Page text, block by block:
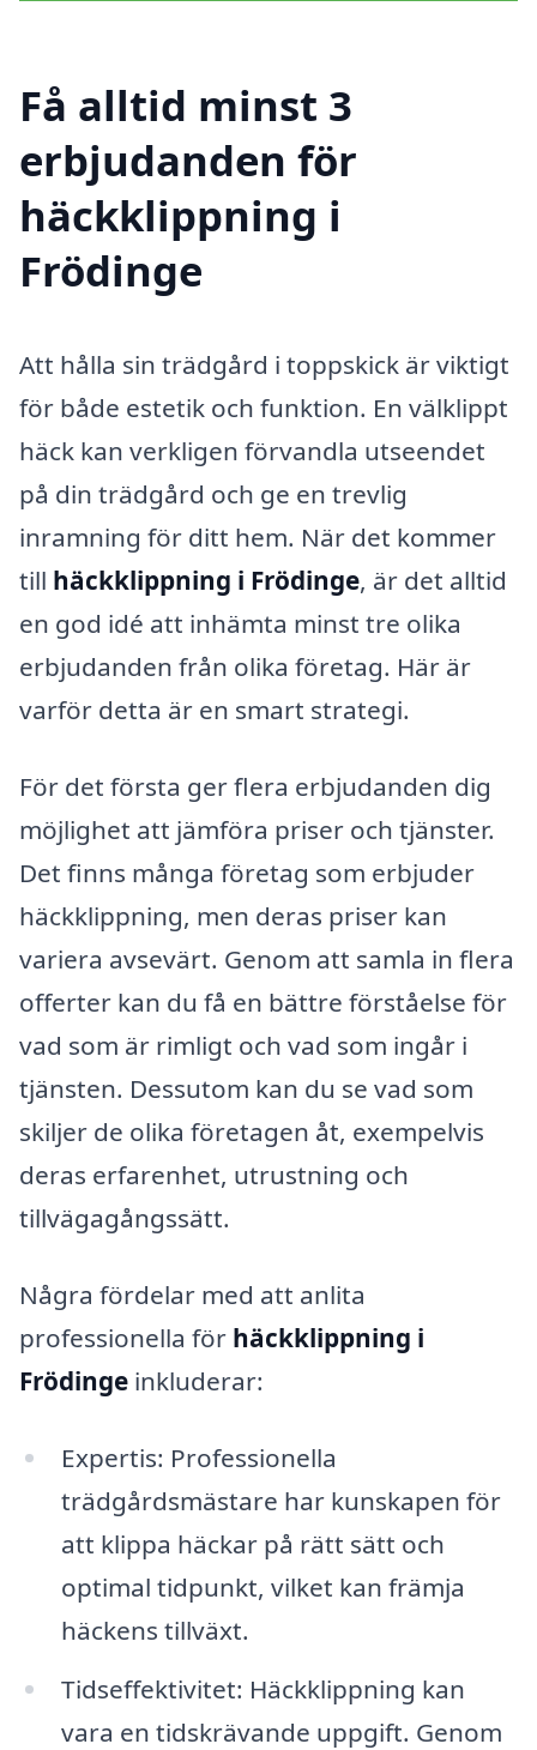
Få alltid minst 3
erbjudanden för
häckklippning i
Frödinge
Att hålla sin trädgård i toppskick är viktigt
för både estetik och funktion. En välklippt
häck kan verkligen förvandla utseendet
på din trädgård och ge en trevlig
inramning för ditt hem. När det kommer
till häckklippning i Frödinge, är det alltid
en god idé att inhämta minst tre olika
erbjudanden från olika företag. Här är
varför detta är en smart strategi.
För det första ger flera erbjudanden dig
möjlighet att jämföra priser och tjänster.
Det finns många företag som erbjuder
häckklippning, men deras priser kan
variera avsevärt. Genom att samla in flera
offerter kan du få en bättre förståelse för
vad som är rimligt och vad som ingår i
tjänsten. Dessutom kan du se vad som
skiljer de olika företagen åt, exempelvis
deras erfarenhet, utrustning och
tillvägagångssätt.
Några fördelar med att anlita
professionella för häckklippning i
Frödinge inkluderar:
Expertis: Professionella
trädgårdsmästare har kunskapen för
att klippa häckar på rätt sätt och
optimal tidpunkt, vilket kan främja
häckens tillväxt.
Tidseffektivitet: Häckklippning kan
vara en tidskrävande uppgift. Genom